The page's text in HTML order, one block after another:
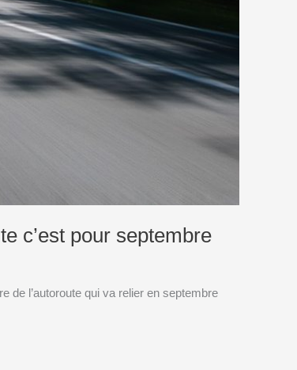
c’est pour septembre
de l’autoroute qui va relier en septembre